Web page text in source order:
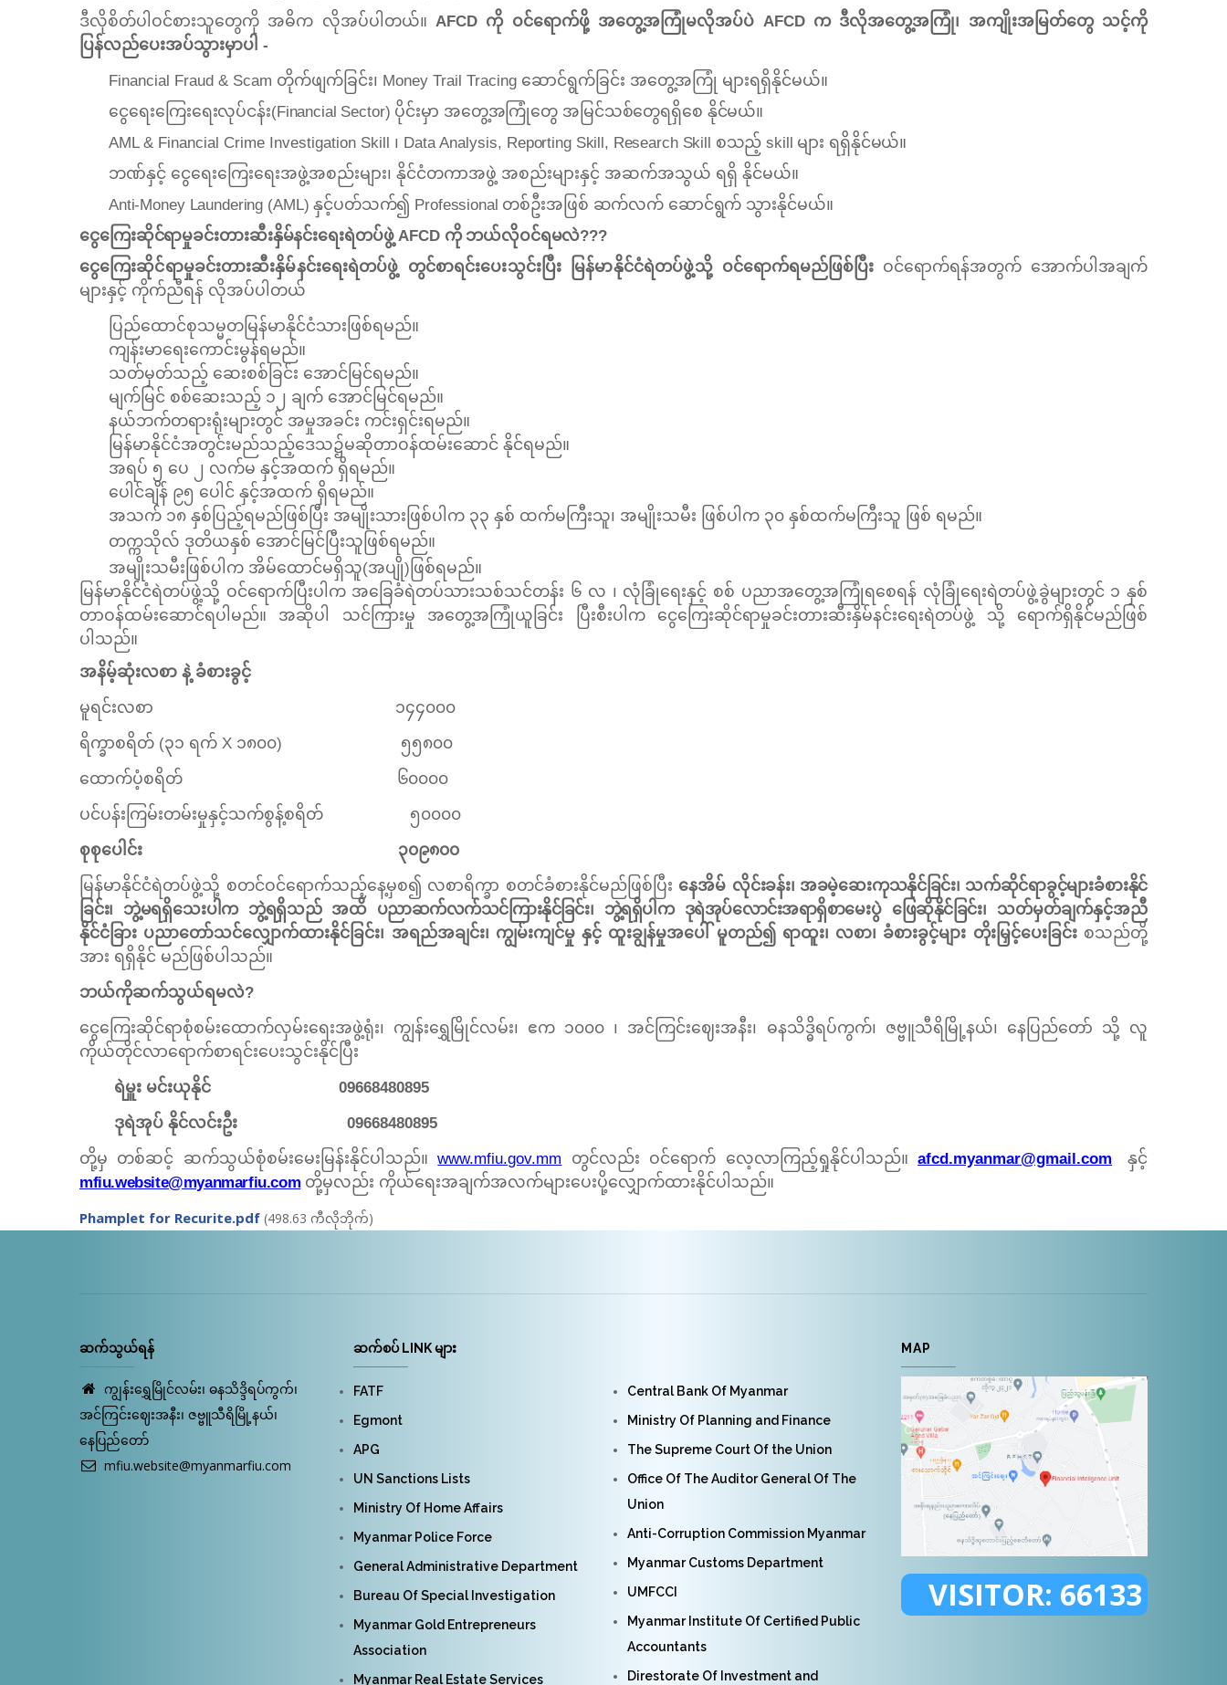
ဒီလိုစိတ်ပါဝင်စားသူတွေကို အဓိက လိုအပ်ပါတယ်။AFCD ကို ဝင်ရောက်ဖို့ အတွေ့အကြုံမလိုအပ်ပဲ AFCD က ဒီလိုအတွေ့အကြုံ၊ အကျိုးအမြတ်တွေ သင့်ကို
ပြန်လည်ပေးအပ်သွားမှာပါ -
Financial Fraud & Scam တိုက်ဖျက်ခြင်း၊ Money Trail Tracing ဆောင်ရွက်ခြင်း အတွေ့အကြုံ များရရှိနိုင်မယ်။
ငွေရေးကြေးရေးလုပ်ငန်း(Financial Sector) ပိုင်းမှာ အတွေ့အကြုံတွေ အမြင်သစ်တွေရရှိစေ နိုင်မယ်။
AML & Financial Crime Investigation Skill ၊ Data Analysis, Reporting Skill, Research Skill စသည့် skill များ ရရှိနိုင်မယ်။
ဘဏ်နှင့် ငွေရေးကြေးရေးအဖွဲ့အစည်းများ၊ နိုင်ငံတကာအဖွဲ့ အစည်းများနှင့် အဆက်အသွယ် ရရှိ နိုင်မယ်။
Anti-Money Laundering (AML) နှင့်ပတ်သက်၍ Professional တစ်ဦးအဖြစ် ဆက်လက် ဆောင်ရွက် သွားနိုင်မယ်။
ငွေကြေးဆိုင်ရာမှုခင်းတားဆီးနှိမ်နင်းရေးရဲတပ်ဖွဲ့ AFCD ကို ဘယ်လိုဝင်ရမလဲ???
ငွေကြေးဆိုင်ရာမှုခင်းတားဆီးနှိမ်နင်းရေးရဲတပ်ဖွဲ့ တွင်စာရင်းပေးသွင်းပြီး မြန်မာနိုင်ငံရဲတပ်ဖွဲ့သို့ဝင်ရောက်ရမည်ဖြစ်ပြီးဝင်ရောက်ရန်အတွက် အောက်ပါအချက်
များနှင့် ကိုက်ညီရန် လိုအပ်ပါတယ်
ပြည်ထောင်စုသမ္မတမြန်မာနိုင်ငံသားဖြစ်ရမည်။
ကျန်းမာရေးကောင်းမွန်ရမည်။
သတ်မှတ်သည့် ဆေးစစ်ခြင်း အောင်မြင်ရမည်။
မျက်မြင် စစ်ဆေးသည့် ၁၂ ချက် အောင်မြင်ရမည်။
နယ်ဘက်တရားရုံးများတွင် အမှုအခင်း ကင်းရှင်းရမည်။
မြန်မာနိုင်ငံအတွင်းမည်သည့်ဒေသ၌မဆိုတာဝန်ထမ်းဆောင် နိုင်ရမည်။
အရပ် ၅ ပေ ၂ လက်မ နှင့်အထက် ရှိရမည်။
ပေါင်ချိန် ၉၅ ပေါင် နှင့်အထက် ရှိရမည်။
အသက် ၁၈ နှစ်ပြည့်ရမည်ဖြစ်ပြီး အမျိုးသားဖြစ်ပါက ၃၃ နှစ် ထက်မကြီးသူ၊ အမျိုးသမီး ဖြစ်ပါက ၃၀ နှစ်ထက်မကြီးသူ ဖြစ် ရမည်။
တက္ကသိုလ် ဒုတိယနှစ် အောင်မြင်ပြီးသူဖြစ်ရမည်။
အမျိုးသမီးဖြစ်ပါက အိမ်ထောင်မရှိသူ(အပျို)ဖြစ်ရမည်။
မြန်မာနိုင်ငံရဲတပ်ဖွဲ့သို့ ဝင်ရောက်ပြီးပါက အခြေခံရဲတပ်သားသစ်သင်တန်း ၆ လ ၊ လုံခြုံရေးနှင့် စစ် ပညာအတွေ့အကြုံရစေရန် လုံခြုံရေးရဲတပ်ဖွဲ့ခွဲများတွင် ၁ နှစ်
တာဝန်ထမ်းဆောင်ရပါမည်။ အဆိုပါ သင်ကြားမှု အတွေ့အကြုံယူခြင်း ပြီးစီးပါက ငွေကြေးဆိုင်ရာမှုခင်းတားဆီးနှိမ်နင်းရေးရဲတပ်ဖွဲ့ သို့ ရောက်ရှိနိုင်မည်ဖြစ်
ပါသည်။
အနိမ့်ဆုံးလစာ နဲ့ ခံစားခွင့်
မူရင်းလစာ ၁၄၄၀၀၀
ရိက္ခာစရိတ် (၃၁ ရက် X ၁၈၀၀) ၅၅၈၀၀
ထောက်ပံ့စရိတ် ၆၀၀၀၀
ပင်ပန်းကြမ်းတမ်းမှုနှင့်သက်စွန့်စရိတ် ၅၀၀၀၀
စုစုပေါင်း ၃၀၉၈၀၀
မြန်မာနိုင်ငံရဲတပ်ဖွဲ့သို့ စတင်ဝင်ရောက်သည့်နေ့မှစ၍ လစာရိက္ခာ စတင်ခံစားနိုင်မည်ဖြစ်ပြီး နေအိမ် လိုင်းခန်း၊ အခမဲ့ဆေးကုသနိုင်ခြင်း၊ သက်ဆိုင်ရာခွင့်များခံစားနိုင်
ခြင်း၊ ဘွဲ့မရရှိသေးပါက ဘွဲ့ရရှိသည်
အထိပညာဆက်လက်သင်ကြားနိုင်ခြင်း၊ ဘွဲ့ရရှိပါက ဒုရဲအုပ်လောင်းအရာရှိစာမေးပွဲ ဖြေဆိုနိုင်ခြင်း၊ သတ်မှတ်ချက်နှင့်အညီ
နိုင်ငံခြား ပညာတော်သင်လျှောက်ထားနိုင်ခြင်း၊ အရည်အချင်း၊ ကျွမ်းကျင်မှု နှင့် ထူးချွန်မှုအပေါ် မူတည်၍ ရာထူး၊ လစာ၊ ခံစားခွင့်များ တိုးမြှင့်ပေးခြင်းစသည်တို့
အား ရရှိနိုင် မည်ဖြစ်ပါသည်။
ဘယ်ကိုဆက်သွယ်ရမလဲ?
ငွေကြေးဆိုင်ရာစုံစမ်းထောက်လှမ်းရေးအဖွဲ့ရုံး၊ ကျွန်းရွှေမြိုင်လမ်း၊ ဧက ၁၀၀၀ ၊ အင်ကြင်းဈေးအနီး၊ ဓနသိဒ္ဓိရပ်ကွက်၊ ဇဗ္ဗူသီရိမြို့နယ်၊ နေပြည်တော် သို့ လူ
ကိုယ်တိုင်လာရောက်စာရင်းပေးသွင်းနိုင်ပြီး
ရဲမှူး မင်းယုနိုင် 09668480895
ဒုရဲအုပ် နိုင်လင်းဦး 09668480895
တို့မှ တစ်ဆင့် ဆက်သွယ်စုံစမ်းမေးမြန်းနိုင်ပါသည်။www.mfiu.gov.mm တွင်လည်း ဝင်ရောက် လေ့လာကြည့်ရှုနိုင်ပါသည်။afcd.myanmar@gmail.com
နှင့်
mfiu.website@myanmarfiu.com တို့မှလည်း ကိုယ်ရေးအချက်အလက်များပေးပို့လျှောက်ထားနိုင်ပါသည်။
Phamplet for Recurite.pdf (498.63 ကီလိုဘိုက်)
ဆက်သွယ်ရန်
ကျွန်းရွှေမြိုင်လမ်း၊ ဓနသိဒ္ဒိရပ်ကွက်၊
အင်ကြင်းဈေးအနီး၊ ဇဗ္ဗူသီရိမြို့နယ်၊
နေပြည်တော်
mfiu.website@myanmarfiu.com
ဆက်စပ် LINK များ
FATF
Egmont
APG
UN Sanctions Lists
Ministry Of Home Affairs
Myanmar Police Force
General Administrative Department
Bureau Of Special Investigation
Myanmar Gold Entrepreneurs
Association
Myanmar Real Estate Services
Central Bank Of Myanmar
Ministry Of Planning and Finance
The Supreme Court Of the Union
Office Of The Auditor General Of The
Union
Anti-Corruption Commission Myanmar
Myanmar Customs Department
UMFCCI
Myanmar Institute Of Certified Public
Accountants
Direstorate Of Investment and
MAP
VISITOR: 66133